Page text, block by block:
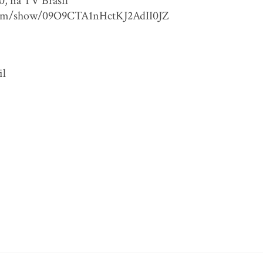
show/09O9CTA1nHctKJ2AdII0JZ